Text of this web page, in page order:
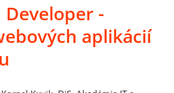
-
aplikácií